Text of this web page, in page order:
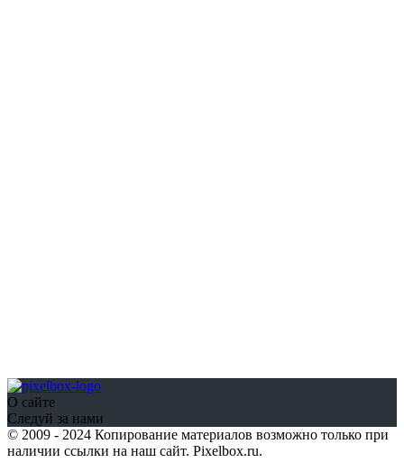
О сайте
Следуй за нами
© 2009 - 2024 Копирование материалов возможно только при
наличии ссылки на наш сайт. Pixelbox.ru.